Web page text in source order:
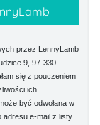
przez LennyLamb
9, 97-330
się z pouczeniem
ich
być odwołana w
adresu e-mail z listy